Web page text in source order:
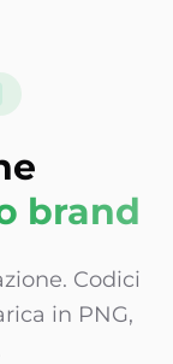
brand
Codici
in PNG,